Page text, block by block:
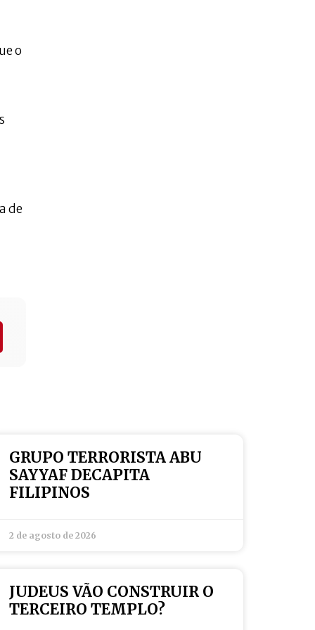
o
de
GRUPO TERRORISTA ABU
SAYYAF DECAPITA
FILIPINOS
2 de agosto de 2026
JUDEUS VÃO CONSTRUIR O
TERCEIRO TEMPLO?